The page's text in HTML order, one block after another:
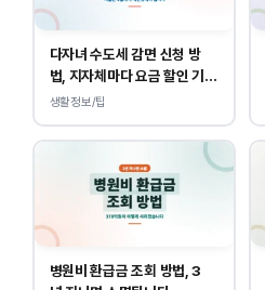
다자녀 수도세 감면 신청 방
법, 지자체마다 요금 할인 기준
이 다릅니다.
생활정보/팁
병원비 환급금 조회 방법, 3